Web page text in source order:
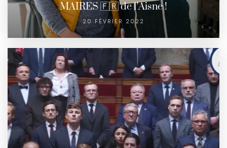
MAIRES 🇫🇷 de l’Aisne !
20 FÉVRIER 2022